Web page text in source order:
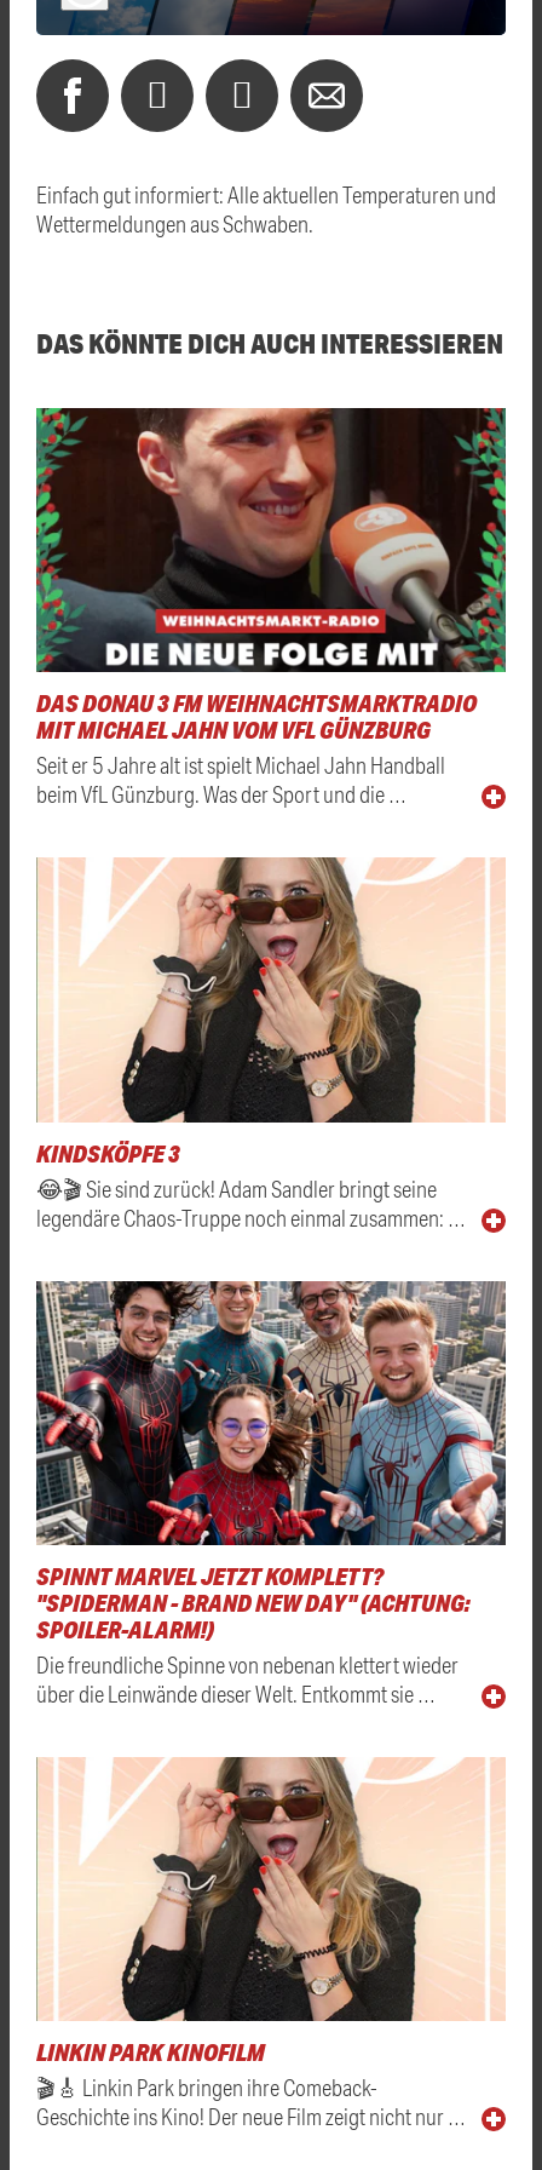
Einfach gut informiert: Alle aktuellen Temperaturen und
Wettermeldungen aus Schwaben.
DAS KÖNNTE DICH AUCH INTERESSIEREN
DAS DONAU 3 FM WEIHNACHTSMARKTRADIO
MIT MICHAEL JAHN VOM VFL GÜNZBURG
Seit er 5 Jahre alt ist spielt Michael Jahn Handball
beim VfL Günzburg. Was der Sport und die …
KINDSKÖPFE 3
😂🎬 Sie sind zurück! Adam Sandler bringt seine
legendäre Chaos-Truppe noch einmal zusammen: …
SPINNT MARVEL JETZT KOMPLETT?
"SPIDERMAN - BRAND NEW DAY" (ACHTUNG:
SPOILER-ALARM!)
Die freundliche Spinne von nebenan klettert wieder
über die Leinwände dieser Welt. Entkommt sie …
LINKIN PARK KINOFILM
🎬🎸 Linkin Park bringen ihre Comeback-
Geschichte ins Kino! Der neue Film zeigt nicht nur …